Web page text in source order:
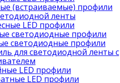
(встраиваемые) профили
ленты
LED профили
светодиодные профили
светодиодные профили
для светодиодной ленты с
LED профили
LED профили